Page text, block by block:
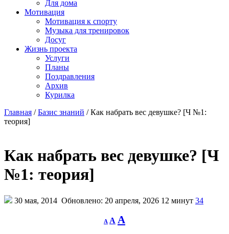
Для дома
Мотивация
Мотивация к спорту
Музыка для тренировок
Досуг
Жизнь проекта
Услуги
Планы
Поздравления
Архив
Курилка
Главная / Базис знаний / Как набрать вес девушке? [Ч №1:
теория]
Как набрать вес девушке? [Ч
№1: теория]
30 мая, 2014 Обновлено: 20 апреля, 2026 12 минут 34
A
Decrease
font
A Reset
font
A